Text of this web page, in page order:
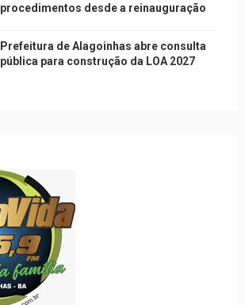
procedimentos desde a reinauguração
Prefeitura de Alagoinhas abre consulta
pública para construção da LOA 2027